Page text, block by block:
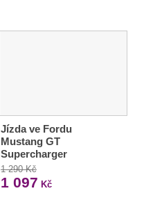
Jízda ve Fordu
Mustang GT
Supercharger
1 290 Kč
1 097 Kč